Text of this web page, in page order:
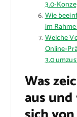
3.0-
Wie
im
Welche
Online-
3.0
Was
aus